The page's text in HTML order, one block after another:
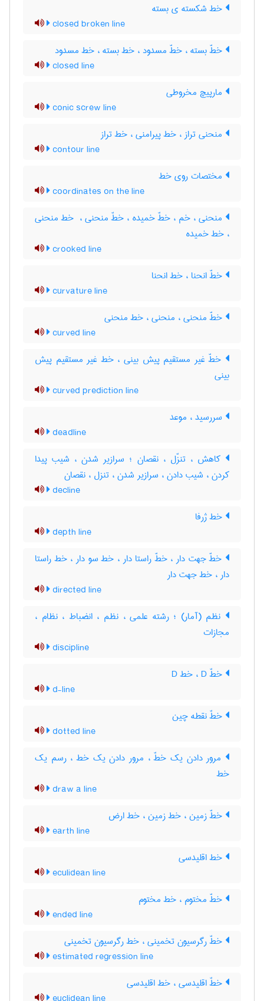
خط شکسته ی بسته
closed broken line
خطّ بسته ، خطّ مسدود ، خط بسته ، خط مسدود
closed line
مارپیچ مخروطی
conic screw line
منحنی تراز ، خط پیرامنی ، خط تراز
contour line
مختصات روی خط
coordinates on the line
منحنی ، خم ، خطّ خمیده ، خطّ منحنی ، ‌ خط منحنی
، خط خمیده
crooked line
خطّ انحنا ، خط انحنا
curvature line
خطّ منحنی ، منحنی ، خط منحنی
curved line
خطّ غیر مستقیم پیش بینی ، خط غیر مستقیم پیش
بینی
curved prediction line
سررسید ، موعد
deadline
کاهش ، تنزّل ، نقصان ؛ سرازیر شدن ، شیب پیدا
کردن ، شیب دادن ، سرازیر شدن ، تنزل ، نقصان
decline
خط ژرفا
depth line
خطّ جهت دار ، خطّ راستا دار ، خط سو دار ، خط راستا
دار ، خط جهت دار
directed line
نظم (آمار) ؛ رشته علمی ، نظم ، انضباط ، نظام ،
مجازات
discipline
خطّ D ، خط D
d-line
خطّ نقطه چین
dotted line
مرور دادن یک خطّ ، مرور دادن یک خط ، رسم یک
خط
draw a line
خطّ زمین ، خط زمین ، خط ارض
earth line
خط اقلیدسی
eculidean line
خطّ مختوم ، خط مختوم
ended line
خطّ رگرسیون تخمینی ، خط رگرسیون تخمینی
estimated regression line
خطّ اقلیدسی ، خط اقلیدسی